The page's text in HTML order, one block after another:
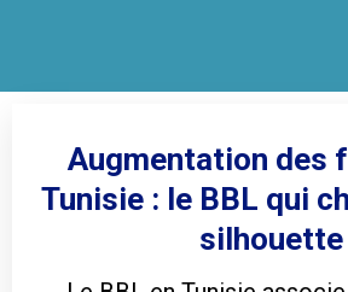
Augmentation des
Tunisie : le BBL qui
silhouette